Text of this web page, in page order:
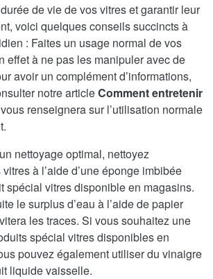
de vie de vos vitres et garantir leur
voici quelques conseils succincts à
: Faites un usage normal de vos
effet à ne pas les manipuler avec de
avoir un complément d’informations,
notre articleComment entretenir
renseignera sur l’utilisation normale
nettoyage optimal, nettoyez
à l’aide d’une éponge imbibée
spécial vitres disponible en magasins.
le surplus d’eau à l’aide de papier
les traces. Si vous souhaitez une
spécial vitres disponibles en
pouvez également utiliser du vinaigre
liquide vaisselle.